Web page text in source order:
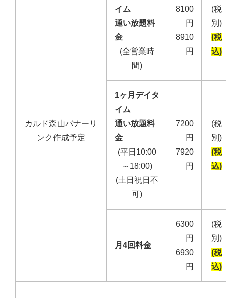
カルド森山バナーリ
ンク作成予定
イム
通い放題料
金
(全営業時
間)
8100
円
8910
円
(税
別)
(税
込)
1ヶ月デイタ
イム
通い放題料
金
(平日10:00
～18:00)
(土日祝日不
可)
7200
円
7920
円
(税
別)
(税
込)
月4回料金
6300
円
6930
円
(税
別)
(税
込)